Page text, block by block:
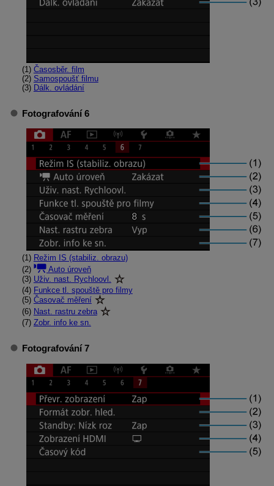
(1) Časosběr. film
(2) Samospoušť filmu
(3) Dálk. ovládání
Fotografování 6
(1) Režim IS (stabiliz. obrazu)
(2)
Auto úroveň
(3) Uživ. nast. Rychloovl.
(4) Funkce tl. spouště pro filmy
(5) Časovač měření
(6) Nast. rastru zebra
(7) Zobr. info ke sn.
Fotografování 7